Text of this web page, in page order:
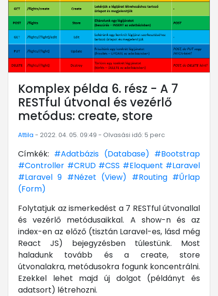
Komplex példa 6. rész - A 7
RESTful útvonal és vezérlő
metódus: create, store
Attila - 2022. 04. 05. 09:49 - Olvasási idő: 5 perc
Címkék: #Adatbázis (Database) #Bootstrap
#Controller #CRUD #CSS #Eloquent #Laravel
#Laravel 9 #Nézet (View) #Routing #Űrlap
(Form)
Folytatjuk az ismerkedést a 7 RESTful útvonallal
és vezérlő metódusaikkal. A show-n és az
index-en az előző (tisztán Laravel-es, lásd még
React JS) bejegyzésben túlestünk. Most
haladunk tovább és a create, store
útvonalakra, metódusokra fogunk koncentrálni.
Ezekkel lehet majd új dolgot (példányt és
adatsort) létrehozni.